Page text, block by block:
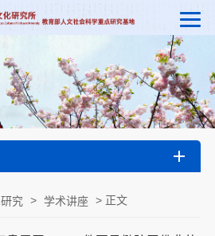
究 > 学术讲座 > 正文